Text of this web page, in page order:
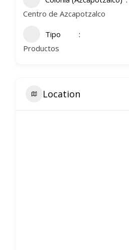
Centro de Azcapotzalco
Tipo
Productos
Location